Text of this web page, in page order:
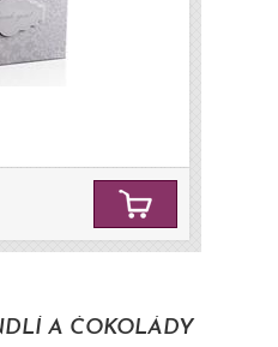
A ČOKOLÁDY